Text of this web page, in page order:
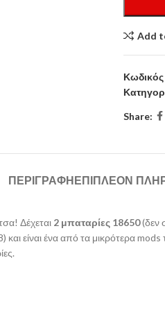
Add
Share:
ΠΕΡΙΓΡΑΦΉΕΠΙΠΛΈΟΝ
Δέχεται 2 μπαταρίες 18650(δεν
είναι ένα από τα μικρότερα